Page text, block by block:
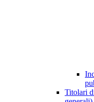
Titolari